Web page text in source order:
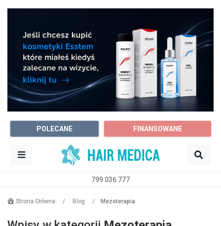
POLECANE FINANSOWANE
799 036 777
Strona Główna / Blog / Mezoterapia